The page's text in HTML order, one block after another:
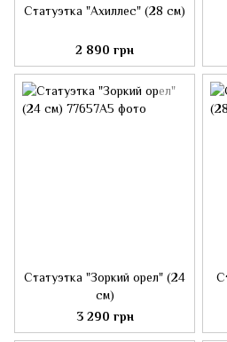
Статуэтка "Ахиллес" (28 см)
2 890 грн
Статуэтка "Зоркий орел" (24
см)
3 290 грн